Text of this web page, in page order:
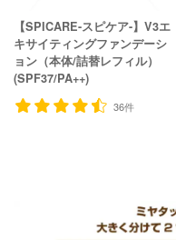
【SPICARE-スピケア-】V3エ
キサイティングファンデーシ
ョン（本体/詰替レフィル）
(SPF37/PA++)
36件